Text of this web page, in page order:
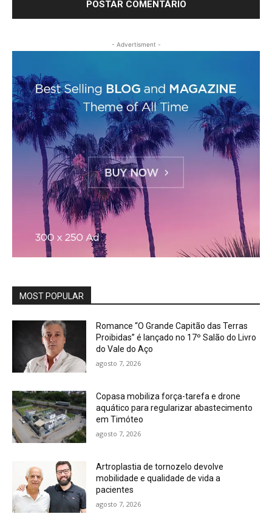
- Advertisment -
MOST POPULAR
Romance “O Grande Capitão das Terras
Proibidas” é lançado no 17º Salão do Livro
do Vale do Aço
agosto 7, 2026
Copasa mobiliza força-tarefa e drone
aquático para regularizar abastecimento
em Timóteo
agosto 7, 2026
Artroplastia de tornozelo devolve
mobilidade e qualidade de vida a
pacientes
agosto 7, 2026